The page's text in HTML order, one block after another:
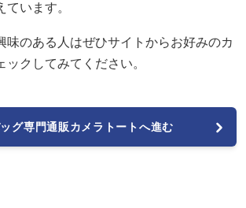
ています。
味のある人はぜひサイトからお好みのカ
ックしてみてください。
グ専門通販カメラトートへ進む